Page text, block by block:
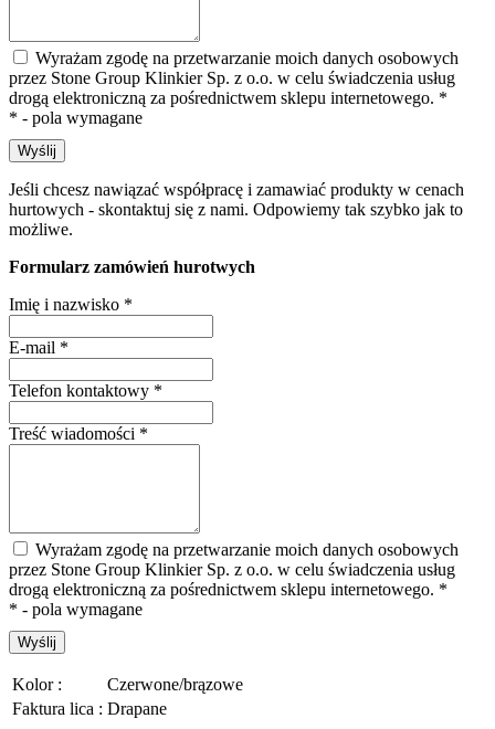
Wyrażam zgodę na przetwarzanie moich danych osobowych
przez Stone Group Klinkier Sp. z o.o. w celu świadczenia usług
drogą elektroniczną za pośrednictwem sklepu internetowego. *
* - pola wymagane
Wyślij
Jeśli chcesz nawiązać współpracę i zamawiać produkty w cenach
hurtowych - skontaktuj się z nami. Odpowiemy tak szybko jak to
możliwe.
Formularz zamówień hurotwych
Imię i nazwisko *
E-mail *
Telefon kontaktowy *
Treść wiadomości *
Wyrażam zgodę na przetwarzanie moich danych osobowych
przez Stone Group Klinkier Sp. z o.o. w celu świadczenia usług
drogą elektroniczną za pośrednictwem sklepu internetowego. *
* - pola wymagane
Wyślij
Kolor :
Czerwone/brązowe
Faktura lica : Drapane